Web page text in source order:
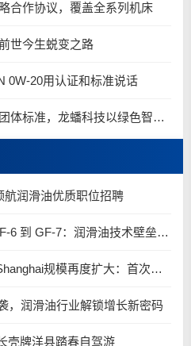
合作协议，覆盖全系列机床
世今生蜕变之路
0W-20用认证和标准说话
【龙蟠科技】参编零碳工厂团体标准，龙蟠科技以绿色智造锚定零碳未来
航润滑油优质职位招聘
2、从 API SP 到 SQ，从 GF-6 到 GF-7：润滑油技术壁垒再升高，你准备好了吗？
3、2025年Automechanika Shanghai规模再度扩大：首次启用国家会展中心（上海）全部15个展馆
，润滑油行业解锁增长新密码​
壳牌洋县踏春自驾游